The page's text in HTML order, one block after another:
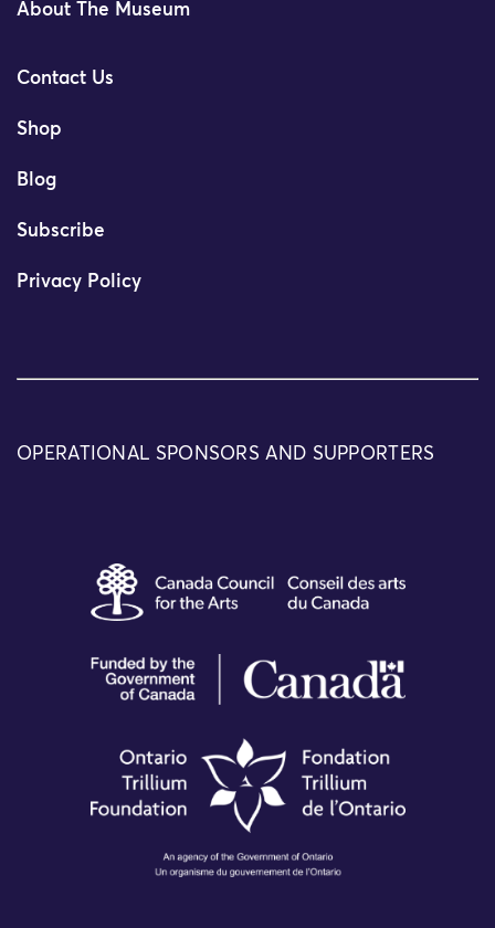
About The Museum
Contact Us
Shop
Blog
Subscribe
Privacy Policy
OPERATIONAL SPONSORS AND SUPPORTERS